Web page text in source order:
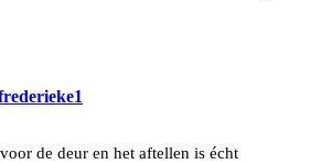
de deur en het aftellen is écht